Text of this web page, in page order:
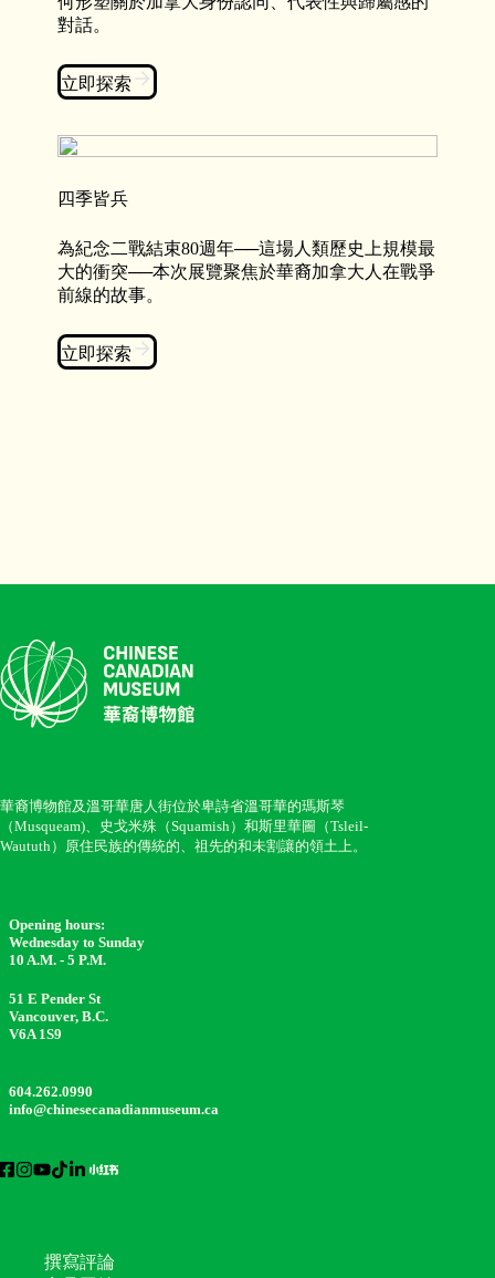
對話。
立即探索
四季皆兵
為紀念二戰結束80週年──這場人類歷史上規模最
大的衝突──本次展覽聚焦於華裔加拿大人在戰爭
前線的故事。
立即探索
華裔博物館及溫哥華唐人街位於卑詩省溫哥華的瑪斯琴
（Musqueam)、史戈米殊（Squamish）和斯里華圖（Tsleil-
Waututh）原住民族的傳統的、祖先的和未割讓的領土上。
Opening hours:
Wednesday to Sunday
10 A.M. - 5 P.M.
51 E Pender St
Vancouver, B.C.
V6A 1S9
604.262.0990
info@chinesecanadianmuseum.ca
撰寫評論